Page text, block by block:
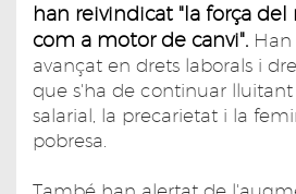
han reivindicat "la força
com a motor de canvi".
avançat en drets laborals i
que s'ha de continuar
salarial, la precarietat i la
pobresa.